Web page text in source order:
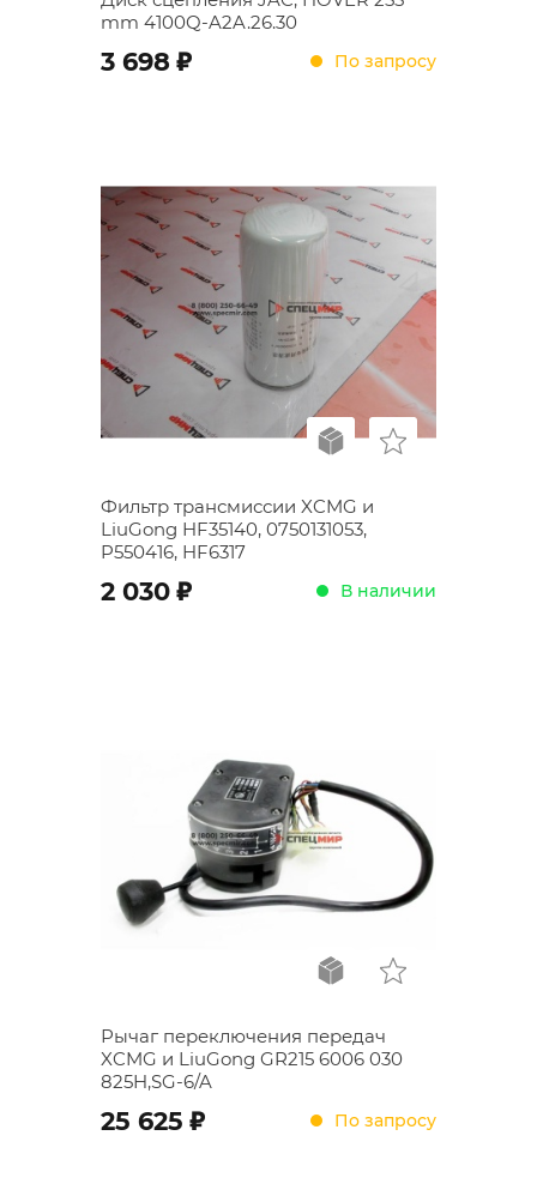
mm 4100Q-A2A.26.30
3 698 ; По запросу
Фильтр трансмиссии XCMG и
LiuGong HF35140, 0750131053,
P550416, HF6317
2 030 ; В наличии
Рычаг переключения передач
XCMG и LiuGong GR215 6006 030
825H,SG-6/A
25 625 ; По запросу